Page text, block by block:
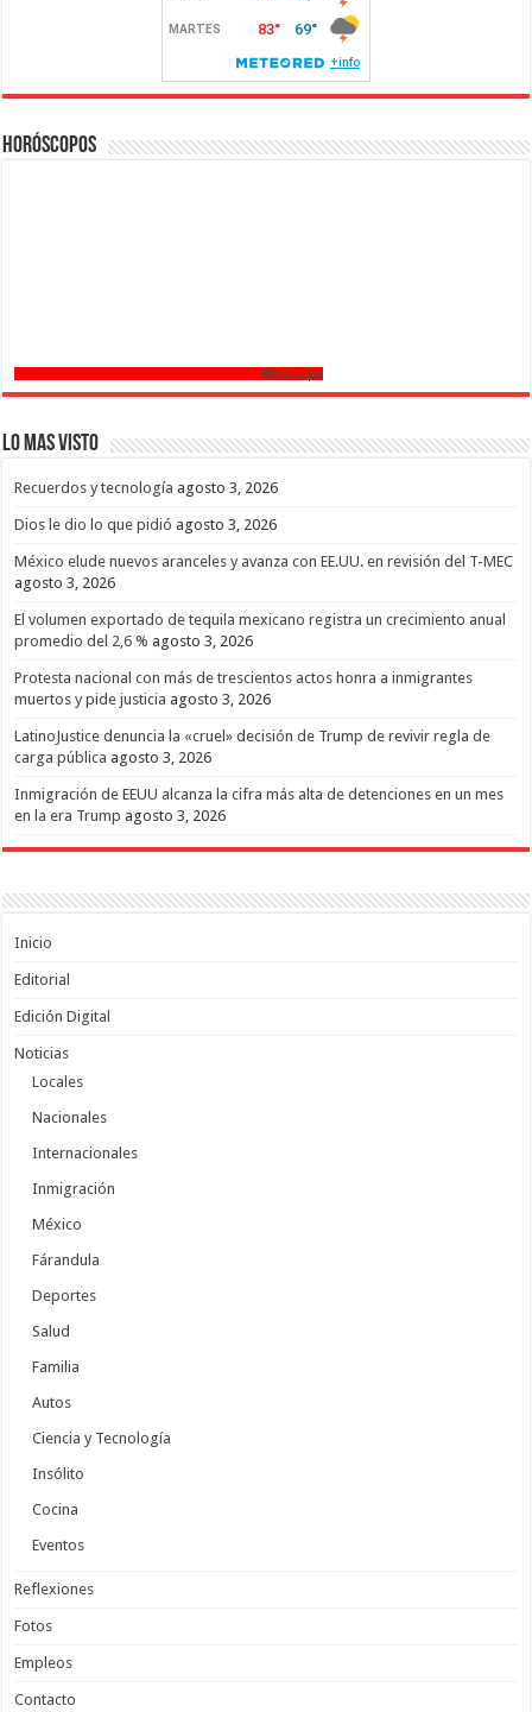
Horóscopos
Horoscopo
Lo mas Visto
Recuerdos y tecnología agosto 3, 2026
Dios le dio lo que pidió agosto 3, 2026
México elude nuevos aranceles y avanza con EE.UU. en revisión del T-MEC
agosto 3, 2026
El volumen exportado de tequila mexicano registra un crecimiento anual
promedio del 2,6 % agosto 3, 2026
Protesta nacional con más de trescientos actos honra a inmigrantes
muertos y pide justicia agosto 3, 2026
LatinoJustice denuncia la «cruel» decisión de Trump de revivir regla de
carga pública agosto 3, 2026
Inmigración de EEUU alcanza la cifra más alta de detenciones en un mes
en la era Trump agosto 3, 2026
Inicio
Editorial
Edición Digital
Noticias
Locales
Nacionales
Internacionales
Inmigración
México
Fárandula
Deportes
Salud
Familia
Autos
Ciencia y Tecnología
Insólito
Cocina
Eventos
Reflexiones
Fotos
Empleos
Contacto